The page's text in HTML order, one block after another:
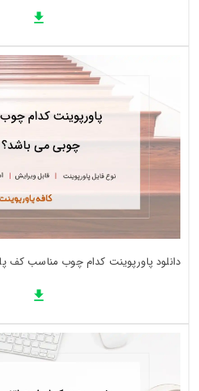
دانلود پاورپوینت کدام چوب مناسب کف پله